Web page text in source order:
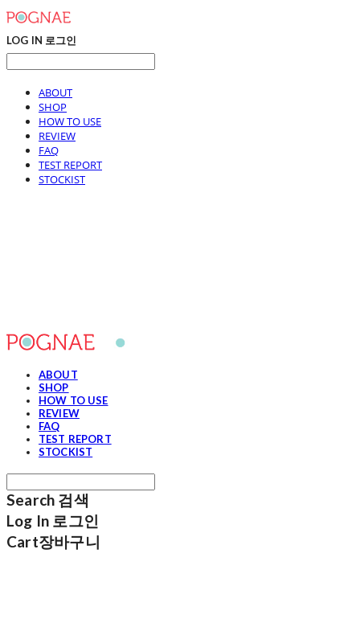
LOG IN 로그인
ABOUT
SHOP
HOW TO USE
REVIEW
FAQ
TEST REPORT
STOCKIST
ABOUT
SHOP
HOW TO USE
REVIEW
FAQ
TEST REPORT
STOCKIST
Search 검색
Log In 로그인
Cart장바구니